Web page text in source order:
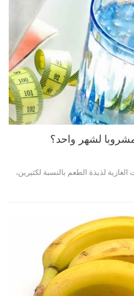
مشروبا لشهر واحد؟
لذيذة الطعم بالنسبة لكثيرين،